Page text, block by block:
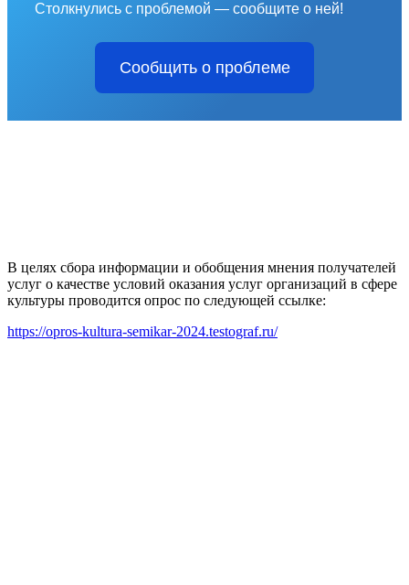
Столкнулись с проблемой — сообщите о ней!
Сообщить о проблеме
В целях сбора информации и обобщения мнения получателей
услуг о качестве условий оказания услуг организаций в сфере
культуры проводится опрос по следующей ссылке:
https://opros-kultura-semikar-2024.testograf.ru/